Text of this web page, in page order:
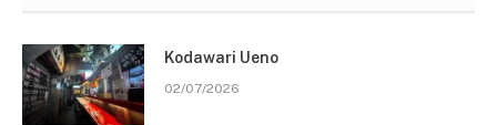
Kodawari Ueno
02/07/2026